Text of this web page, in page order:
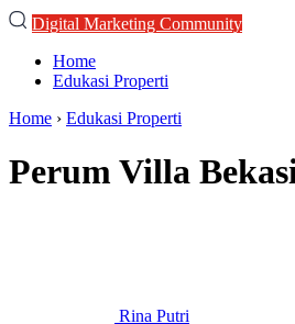
Digital Marketing Community
Home
Edukasi Properti
Home › Edukasi Properti
Perum Villa
Rina Putri